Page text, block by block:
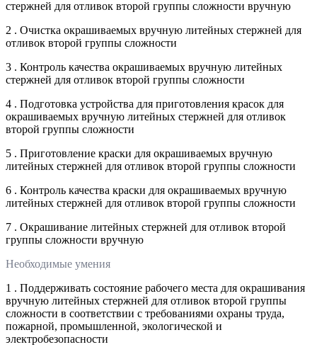
стержней для отливок второй группы сложности вручную
2 . Очистка окрашиваемых вручную литейных стержней для
отливок второй группы сложности
3 . Контроль качества окрашиваемых вручную литейных
стержней для отливок второй группы сложности
4 . Подготовка устройства для приготовления красок для
окрашиваемых вручную литейных стержней для отливок
второй группы сложности
5 . Приготовление краски для окрашиваемых вручную
литейных стержней для отливок второй группы сложности
6 . Контроль качества краски для окрашиваемых вручную
литейных стержней для отливок второй группы сложности
7 . Окрашивание литейных стержней для отливок второй
группы сложности вручную
Необходимые умения
1 . Поддерживать состояние рабочего места для окрашивания
вручную литейных стержней для отливок второй группы
сложности в соответствии с требованиями охраны труда,
пожарной, промышленной, экологической и
электробезопасности